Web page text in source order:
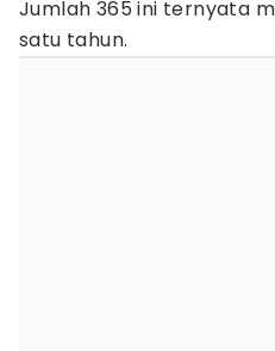
Jumlah 365 ini ternyata
satu tahun.